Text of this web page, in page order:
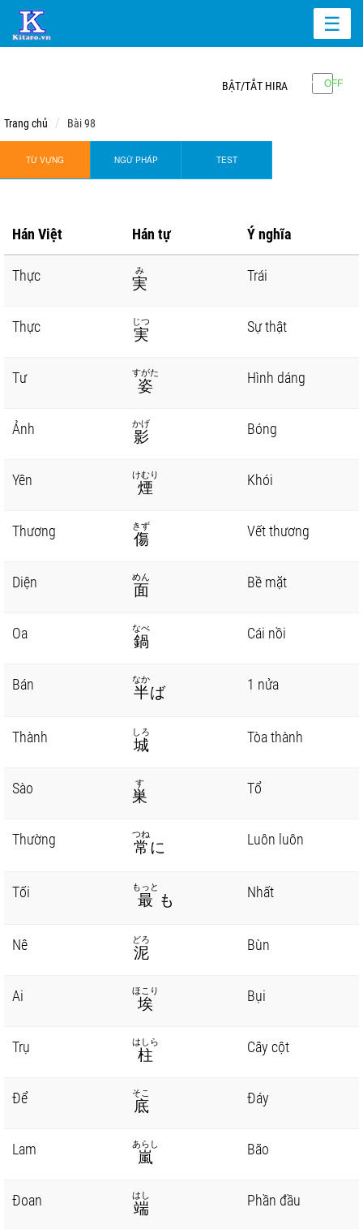
☰
BẬT/TẮT HIRA
Trang chủ Bài 98
TỪ VỰNG NGỮ PHÁP TEST
Hán Việt Hán tự Ý nghĩa
Thực 実
み Trái
Thực 実
じつ Sự thật
Tư 姿
すがた Hình dáng
Ảnh 影
かげ Bóng
Yên 煙
けむり Khói
Thương 傷
きず Vết thương
Diện 面
めん Bề mặt
Oa 鍋
なべ Cái nồi
Bán 半
なか
ば 1 nửa
Thành 城
しろ Tòa thành
Sào 巣
す Tổ
Thường 常
つね
に Luôn luôn
Tối 最
もっと
も Nhất
Nê 泥
どろ Bùn
Ai 埃
ほこり Bụi
Trụ 柱
はしら Cây cột
Để 底
そこ Đáy
Lam 嵐
あらし Bão
Đoan 端
はし Phần đầu